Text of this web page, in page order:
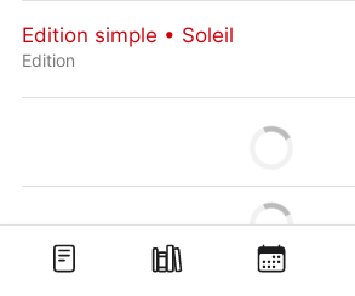
Edition simple • Soleil
Edition